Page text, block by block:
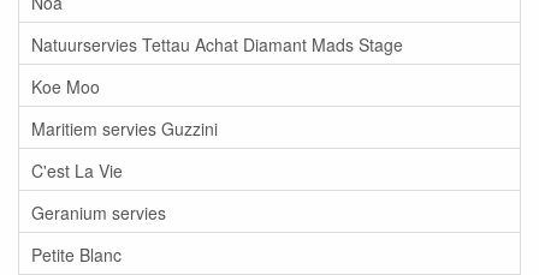
Natuurservies Tettau Achat Diamant Mads Stage
Koe Moo
Maritiem servies Guzzini
C'est La Vie
Geranium servies
Petite Blanc